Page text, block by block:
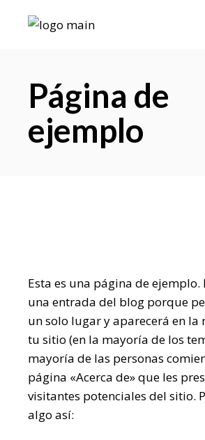
Página de
ejemplo
Esta es una página de ejemplo.
una entrada del blog porque
un solo lugar y aparecerá en la
tu sitio (en la mayoría de los
mayoría de las personas
página «Acerca de» que les
visitantes potenciales del sitio.
algo así: